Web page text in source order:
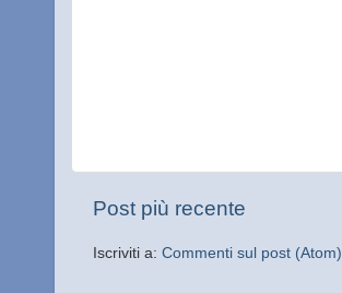
Post più recente
Iscriviti a: Commenti sul post (Atom)